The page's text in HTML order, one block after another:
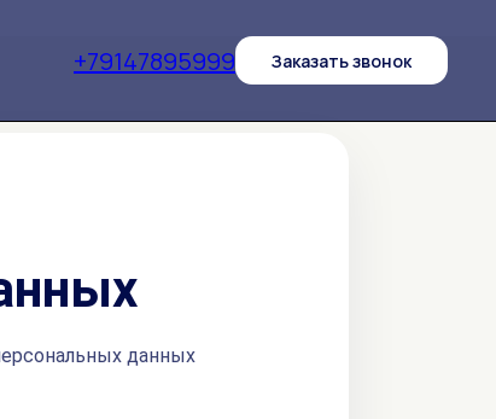
+79147895999 Заказать звонок
данных